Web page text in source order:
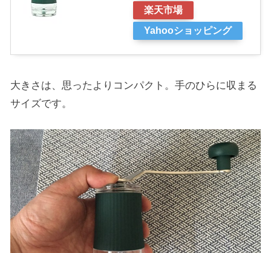
楽天市場
Yahooショッピング
大きさは、思ったよりコンパクト。手のひらに収まる
サイズです。